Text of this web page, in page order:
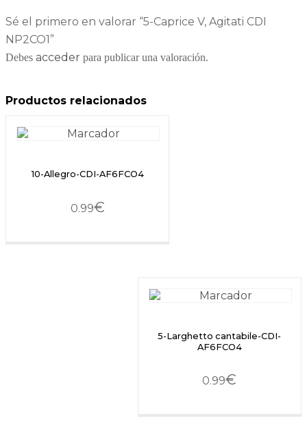
Sé el primero en valorar “5-Caprice V, Agitati CDI
NP2CO1”
Debes acceder para publicar una valoración.
Productos relacionados
10-Allegro-CDI-AF6FCO4
0.99€
5-Larghetto cantabile-CDI-
AF6FCO4
0.99€